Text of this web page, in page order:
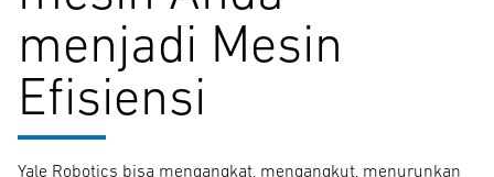
menjadi Mesin
Efisiensi
Yale Robotics bisa mengangkat, mengangkut, menurunkan